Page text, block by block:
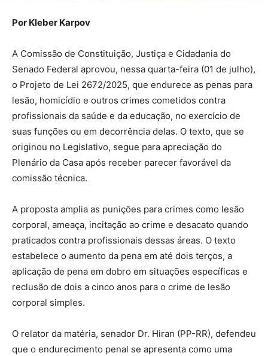
Por Kleber Karpov
A Comissão de Constituição, Justiça e Cidadania do
Senado Federal aprovou, nessa quarta-feira (01 de julho),
o Projeto de Lei 2672/2025, que endurece as penas para
lesão, homicídio e outros crimes cometidos contra
profissionais da saúde e da educação, no exercício de
suas funções ou em decorrência delas. O texto, que se
originou no Legislativo, segue para apreciação do
Plenário da Casa após receber parecer favorável da
comissão técnica.
A proposta amplia as punições para crimes como lesão
corporal, ameaça, incitação ao crime e desacato quando
praticados contra profissionais dessas áreas. O texto
estabelece o aumento da pena em até dois terços, a
aplicação de pena em dobro em situações específicas e
reclusão de dois a cinco anos para o crime de lesão
corporal simples.
O relator da matéria, senador Dr. Hiran (PP-RR), defendeu
que o endurecimento penal se apresenta como uma